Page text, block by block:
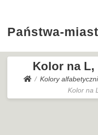
Państwa-
Kolor na
Kolory
Kolor na